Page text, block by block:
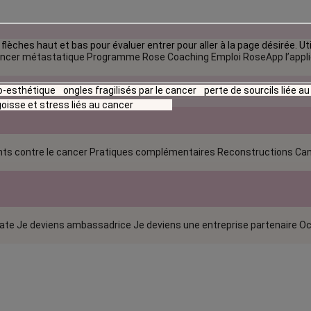
métastatique Programme Rose Coaching Emploi RoseApp
contre le cancer Pratiques complémentaires Reconstructions
Je deviens ambassadrice Je deviens une entreprise partenaire
haut et bas pour évaluer entrer pour aller à la page désirée.
esthétique ongles fragilisés par le cancer
perte de sourcils liée
et stress liés au cancer